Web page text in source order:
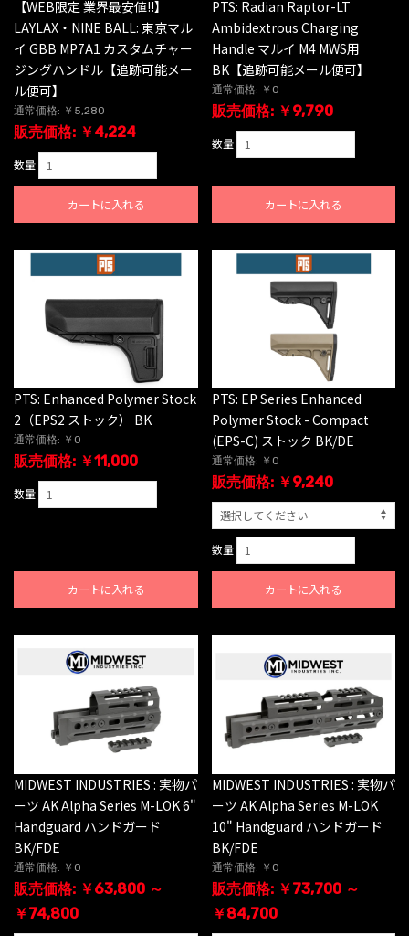
【WEB限定 業界最安値!!】
LAYLAX・NINE BALL: 東京マル
イ GBB MP7A1 カスタムチャー
ジングハンドル【追跡可能メー
ル便可】
通常価格: ￥5,280
販売価格: ￥4,224
数量
カートに入れる
PTS: Radian Raptor-LT
Ambidextrous Charging
Handle マルイ M4 MWS用
BK【追跡可能メール便可】
通常価格: ￥0
販売価格: ￥9,790
数量
カートに入れる
PTS: Enhanced Polymer Stock
2（EPS2 ストック） BK
通常価格: ￥0
販売価格: ￥11,000
数量
カートに入れる
PTS: EP Series Enhanced
Polymer Stock - Compact
(EPS-C) ストック BK/DE
通常価格: ￥0
販売価格: ￥9,240
数量
カートに入れる
MIDWEST INDUSTRIES : 実物パ
ーツ AK Alpha Series M-LOK 6"
Handguard ハンドガード
BK/FDE
通常価格: ￥0
販売価格: ￥63,800 ～
￥74,800
MIDWEST INDUSTRIES : 実物パ
ーツ AK Alpha Series M-LOK
10" Handguard ハンドガード
BK/FDE
通常価格: ￥0
販売価格: ￥73,700 ～
￥84,700